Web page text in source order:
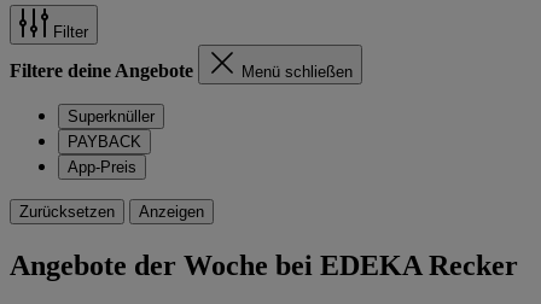
Filter
Filtere deine Angebote Menü schließen
Superknüller
PAYBACK
App-Preis
Zurücksetzen Anzeigen
Angebote der Woche bei EDEKA Recker